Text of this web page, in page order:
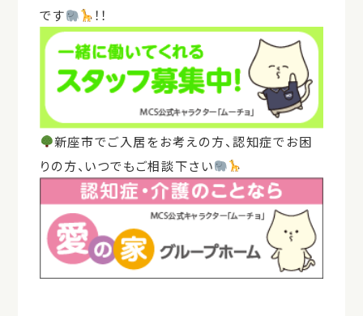
です
！！
新座市でご入居をお考えの方、認知症でお困
りの方、いつでもご相談下さい